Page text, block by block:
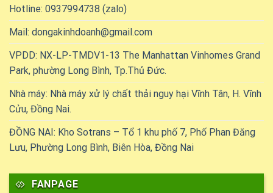
Hotline: 0937994738 (zalo)
Mail: dongakinhdoanh@gmail.com
VPDD: NX-LP-TMDV1-13 The Manhattan Vinhomes Grand
Park, phường Long Bình, Tp.Thủ Đức.
Nhà máy: Nhà máy xử lý chất thải nguy hại Vĩnh Tân, H. Vĩnh
Cửu, Đồng Nai.
ĐỒNG NAI: Kho Sotrans – Tổ 1 khu phố 7, Phố Phan Đăng
Lưu, Phường Long Bình, Biên Hòa, Đồng Nai
FANPAGE